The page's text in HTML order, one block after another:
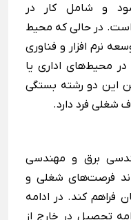
و شامل کار در
در حالی که محیط
نرم ‌افزار و فناوری
محیط‌های اداری یا
این دو رشته بستگی
شغلی فرد دارد.
برق و مهندسی
فرصت‌های شغلی و
فراهم کند. در ادامه
تحصیل در خارج از